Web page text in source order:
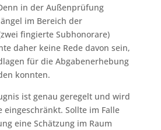
in der Außenprüfung
im Bereich der
fingierte Subhonorare)
daher keine Rede davon sein,
für die Abgabenerhebung
konnten.
ist genau geregelt und wird
eingeschränkt. Sollte im Falle
eine Schätzung im Raum